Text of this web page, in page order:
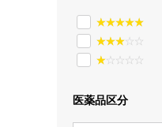
医薬品区分